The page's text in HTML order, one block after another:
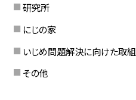
研究所
にじの家
いじめ問題解決に向けた取組
その他